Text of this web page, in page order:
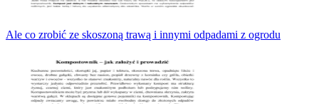
Ale co zrobić ze skoszoną trawą i innymi odpadami z ogrodu